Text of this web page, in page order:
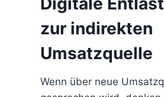
zur indirekten
Umsatzquelle
Wenn über neue